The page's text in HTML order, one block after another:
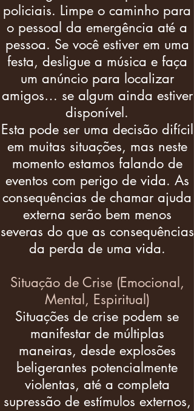
policiais. Limpe o caminho para
o pessoal da emergência até a
pessoa. Se você estiver em uma
festa, desligue a música e faça
um anúncio para localizar
amigos… se algum ainda estiver
disponível.
Esta pode ser uma decisão difícil
em muitas situações, mas neste
momento estamos falando de
eventos com perigo de vida. As
consequências de chamar ajuda
externa serão bem menos
severas do que as consequências
da perda de uma vida.
Situação de Crise (Emocional,
Mental, Espiritual)
Situações de crise podem se
manifestar de múltiplas
maneiras, desde explosões
beligerantes potencialmente
violentas, até a completa
supressão de estímulos externos,